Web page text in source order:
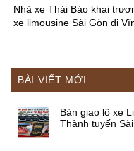
BÀI VIẾT MỚI
Bàn giao lô xe
Thành tuyến
Nhà xe Thái Bảo khai
xe limousine Sài Gòn đi